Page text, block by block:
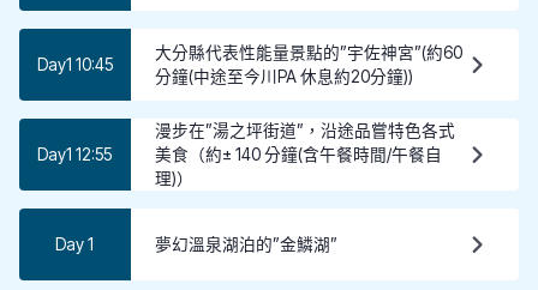
Day1 10:45
大分縣代表性能量景點的”宇佐神宮”(約60
分鐘(中途至今川PA 休息約20分鐘))
Day1 12:55
漫步在”湯之坪街道”，沿途品嘗特色各式
美食（約± 140 分鐘(含午餐時間/午餐自
理)）
Day 1 夢幻溫泉湖泊的”金鱗湖”